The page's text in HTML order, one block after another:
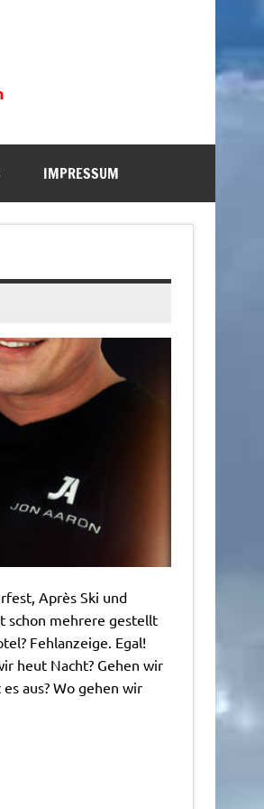
IMPRESSUM
Après Ski und
schon mehrere gestellt
Fehlanzeige. Egal!
heut Nacht? Gehen wir
aus? Wo gehen wir